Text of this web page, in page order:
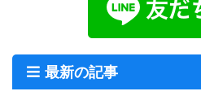
最新の記事